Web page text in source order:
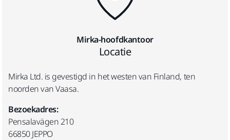
Mirka-hoofdkantoor
Locatie
Mirka Ltd. is gevestigd in het westen van Finland, ten
noorden van Vaasa.
Bezoekadres:
Pensalavägen 210
66850 JEPPO